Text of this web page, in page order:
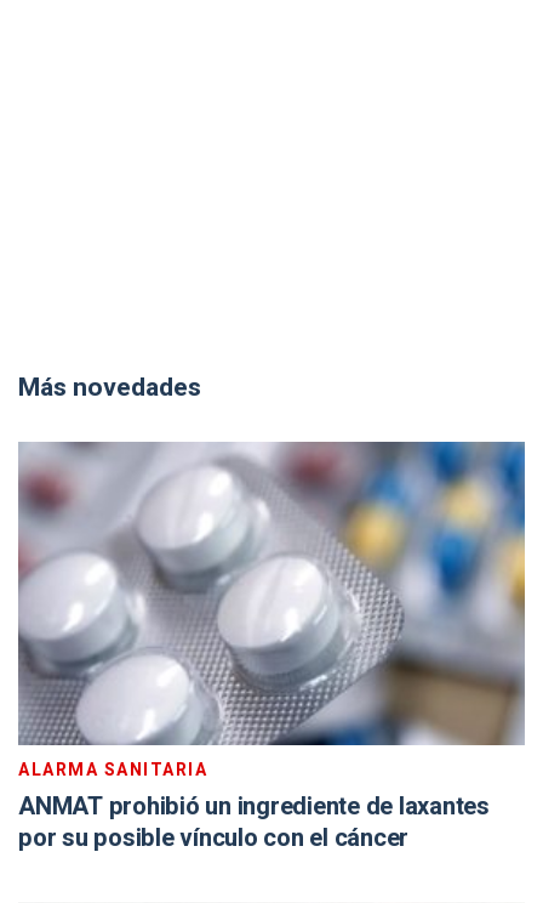
Más novedades
ALARMA SANITARIA
ANMAT prohibió un ingrediente de laxantes
por su posible vínculo con el cáncer